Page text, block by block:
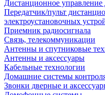
Дистанционное
Передатчик/пульт
электроустановочных
Приемник радиосигнала
Связь, телекоммуникации
Антенны и спутниковые
Антенны и аксессуары
Кабельные технологии
Домашние системы
Звонки дверные и